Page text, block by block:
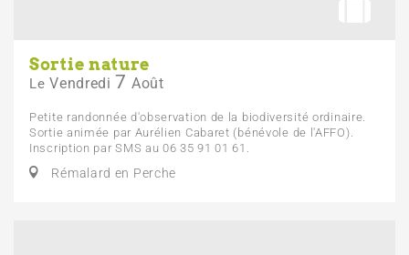
Sortie nature
Le Vendredi 7 Août
Petite randonnée d'observation de la biodiversité ordinaire.
Sortie animée par Aurélien Cabaret (bénévole de l'AFFO).
Inscription par SMS au 06 35 91 01 61.
Rémalard en Perche